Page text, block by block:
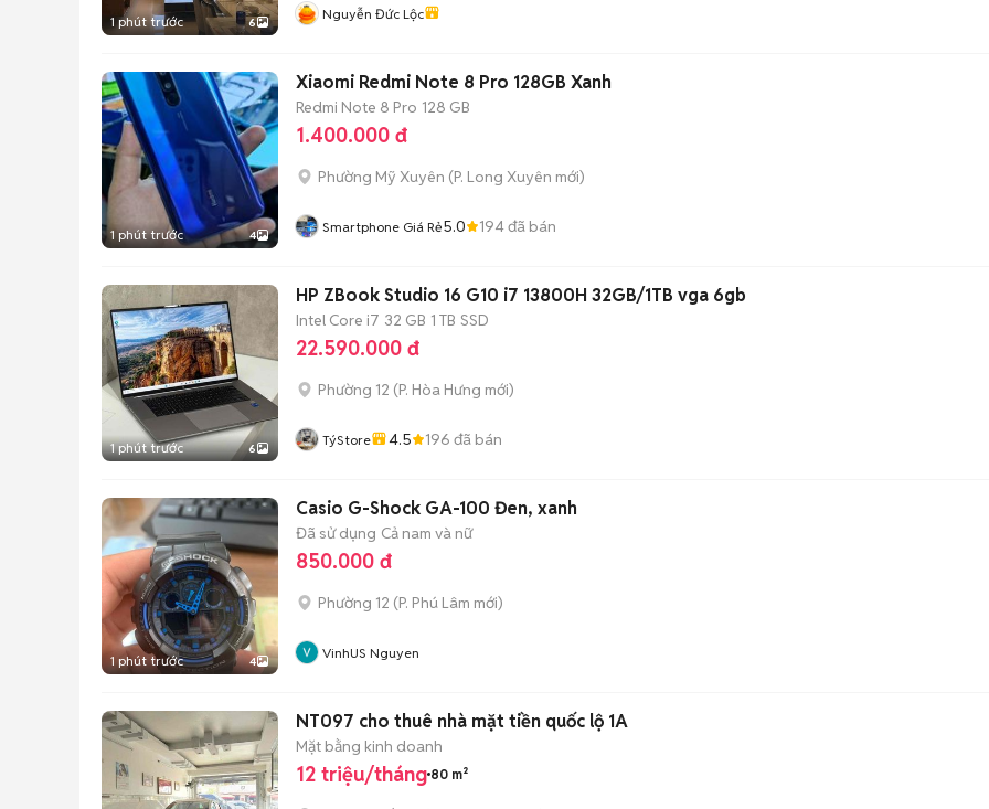
1 phút trước 6 Nguyễn Đức Lộc
1 phút trước 4
Xiaomi Redmi Note 8 Pro 128GB Xanh
Redmi Note 8 Pro 128 GB
1.400.000 đ
Phường Mỹ Xuyên (P. Long Xuyên mới)
Smartphone Giá Rẻ5.0 194đã bán
1 phút trước 6
HP ZBook Studio 16 G10 i7 13800H 32GB/1TB vga 6gb
Intel Core i7 32 GB 1 TB SSD
22.590.000 đ
Phường 12 (P. Hòa Hưng mới)
TýStore 4.5 196 đã bán
1 phút trước 4
Casio G-Shock GA-100 Đen, xanh
Đã sử dụng Cả nam và nữ
850.000 đ
Phường 12 (P. Phú Lâm mới)
VinhUS Nguyen
NT097 cho thuê nhà mặt tiền quốc lộ 1A
Mặt bằng kinh doanh
12 triệu/tháng 80 m²